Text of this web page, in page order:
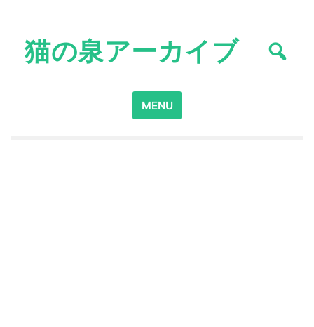
content猫の泉アーカイブ
Search
for:
MENU